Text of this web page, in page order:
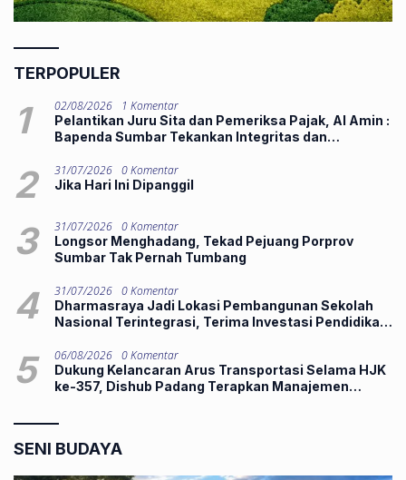
TERPOPULER
1 02/08/2026
1 Komentar
Pelantikan Juru Sita dan Pemeriksa Pajak, Al Amin :
Bapenda Sumbar Tekankan Integritas dan
2 31/07/2026 0 Komentar
Jika Hari Ini Dipanggil
3 31/07/2026 0 Komentar
Longsor Menghadang, Tekad Pejuang Porprov
Sumbar Tak Pernah Tumbang
4 31/07/2026 0 Komentar
Dharmasraya Jadi Lokasi Pembangunan Sekolah
Nasional Terintegrasi, Terima Investasi Pendidikan
5 06/08/2026 0 Komentar
Dukung Kelancaran Arus Transportasi Selama HJK
ke-357, Dishub Padang Terapkan Manajemen
SENI BUDAYA